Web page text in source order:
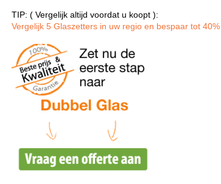
TIP: ( Vergelijk altijd voordat u koopt ):
Vergelijk 5 Glaszetters in uw regio en bespaar tot